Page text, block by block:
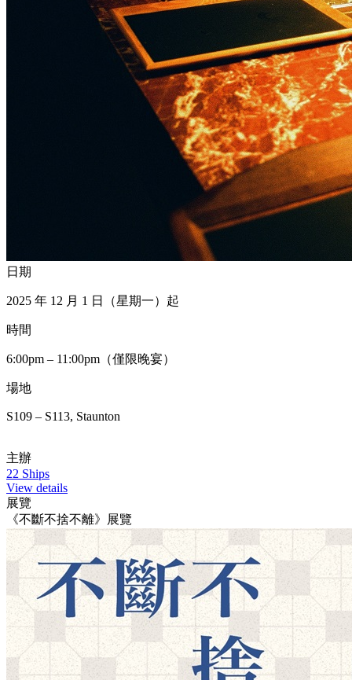
日期
2025 年 12 月 1 日（星期一）起
時間
6:00pm – 11:00pm（僅限晚宴）
場地
S109 – S113, Staunton
主辦
22 Ships
View details
展覽
《不斷不捨不離》展覽